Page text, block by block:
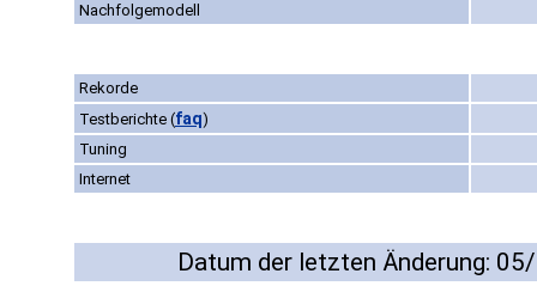
Nachfolgemodell
Rekorde
Testberichte (faq)
Tuning
Internet
Datum der letzten Änderung: